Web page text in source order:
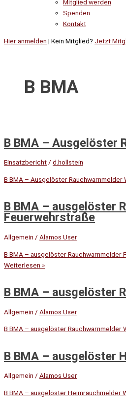
Mitglied werden
Spenden
Kontakt
Hier anmelden | Kein Mitglied? Jetzt
B BMA
B BMA – Ausgelöster
Einsatzbericht/ d.hollstein
B BMA – Ausgelöster Rauchwarnmelder
B BMA – ausgelöster
Feuerwehrstraße
Allgemein / Alamos User
B BMA – ausgelöster Rauchwarnmelder
Weiterlesen »
B BMA – ausgelöster
Allgemein / Alamos User
B BMA – ausgelöster Rauchwarnmelder
B BMA – ausgelöster
Allgemein / Alamos User
B BMA – ausgelöster Heimrauchmelder